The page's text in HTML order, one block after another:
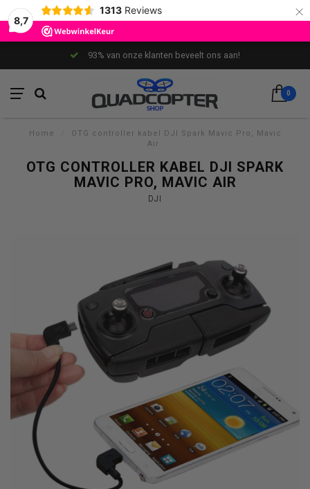
8,7
1313 Reviews ×
93% van onze klanten beveelt ons aan!
0
Home
OTG controller kabel DJI Spark Mavic Pro, Mavic
Air
OTG CONTROLLER KABEL DJI SPARK
MAVIC PRO, MAVIC AIR
DJI